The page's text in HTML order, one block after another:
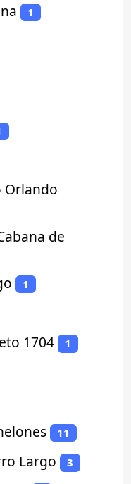
1
Orlando
de
1
1704 1
11
Largo 3